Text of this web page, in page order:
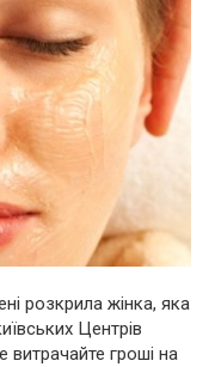
розкрила жінка, яка
Центрів
витрачайте гроші на